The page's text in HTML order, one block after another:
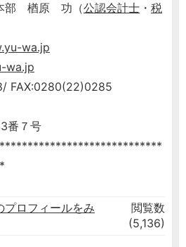
部 楢原 功（公認会計士 ・ 税
wa.jp
wa.jp
FAX:0280(22)0285
番７号
プロフィールをみ
閲覧数
(5,136)